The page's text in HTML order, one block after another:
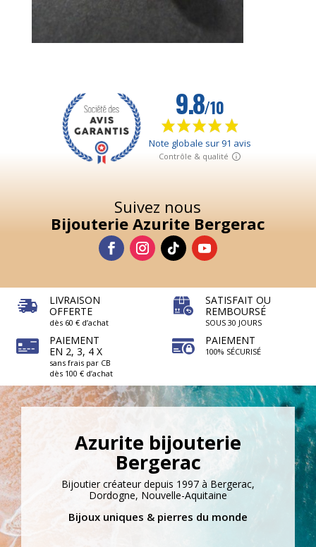
Suivez nous
Bijouterie Azurite Bergerac
LIVRAISON
OFFERTE
dès 60 € d’achat
PAIEMENT
EN 2, 3, 4 X
sans frais par CB
dès 100 € d’achat
SATISFAIT OU
REMBOURSÉ
SOUS 30 JOURS
PAIEMENT
100% SÉCURISÉ
Azurite bijouterie
Bergerac
Bijoutier créateur depuis 1997 à Bergerac,
Dordogne, Nouvelle-Aquitaine
Bijoux uniques & pierres du monde